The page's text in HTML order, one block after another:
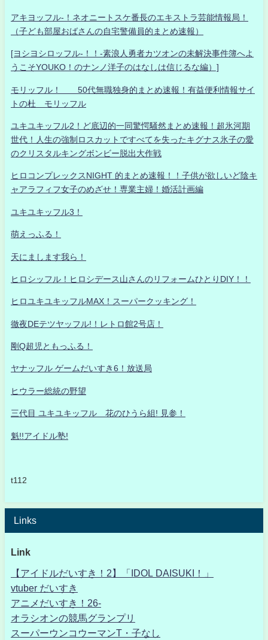
アキヨッフル-！ネオニートスケ番長のエキストラ芸能情報局！
（子ども部屋おばさんの自宅警備員的まとめ速報）
[ヨシヨシロッフル-！！-素浪人勇者カツオンの未解決事件簿へよ
うこそYOUKO！のナンノ洋子のはなしは信じるな編）]
モリッフル！ 50代無職独身的まとめ速報！有益便利情報サイ
トの杜 モリッフル
ユキユキッフル2！ど底辺的一同驚愕騒然まとめ速報！超氷河期
世代！人生の強制ロスカットですべてを失ったキグナス氷子の愛
のクリスタルキングボンビー脱出大作戦
ヒロコンプレックスNIGHT 的まとめ速報！！子供が欲しいど陰キ
ャアラフィフ女子のめざせ！専業主婦！婚活計画編
ユキユキッフル3！
萌えっふる！
天にまします我ら！
ヒロシッフル！ヒロシデース山さんのリフォームひとりDIY！！
ヒロユキユキッフルMAX！スーパークッキング！
徹夜DEテツヤッフル!！レトロ館2号店！
剛Q超児ともっふる！
ヤナッフル ゲームだいすき6！放送局
ヒウラー総統の野望
三代目 ユキユキッフル 花のひうら組! 見参！
魁!!アイドル塾!
t112
Links
Link
【アイドルだいすき！2】「IDOL DAISUKI！」
vtuber だいすき
アニメだいすき！26-
オラシオンの競馬グランプリ
スーパーウンコウーマンT・子なし